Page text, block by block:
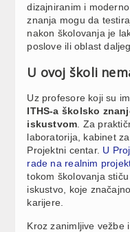
dizajniranim i
znanja mogu da
nakon školovanja je
poslove ili oblast
U ovoj školi
Uz profesore koji su
ITHS-a školsko
iskustvom . Za
laboratorija, kabinet
Projektni centar. U
rade na realnim
tokom školovanja
iskustvo, koje
karijere.
Kroz zanimljive vežbe